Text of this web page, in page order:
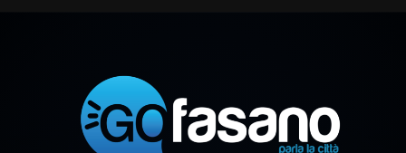
6 Agosto 2026 18:13